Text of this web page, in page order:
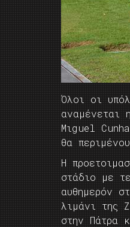
Όλοι οι
αναμένεται
Μιguel
θα
Η
στάδιο με
αυθημερόν
λιμάνι της
στην Πάτρα